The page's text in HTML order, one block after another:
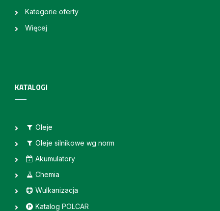
Kategorie oferty
Więcej
KATALOGI
Oleje
Oleje silnikowe wg norm
Akumulatory
Chemia
Wulkanizacja
Katalog POLCAR